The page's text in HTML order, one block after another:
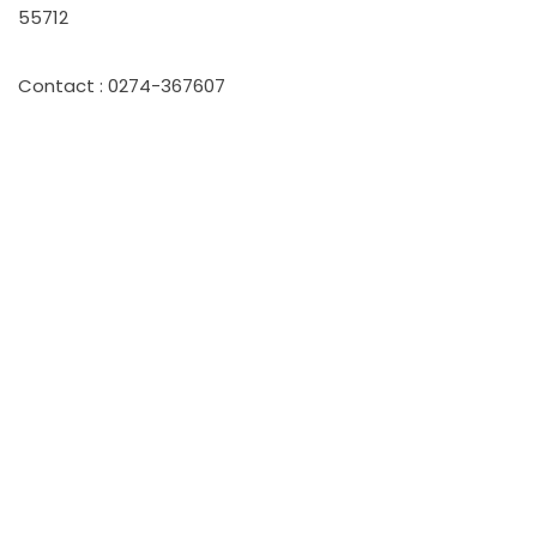
55712
Contact : 0274-367607